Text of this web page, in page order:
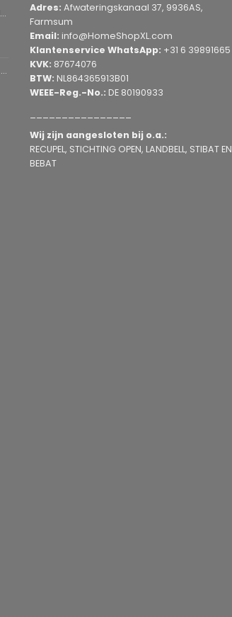
Adres: Afwateringskanaal 37, 9936AS,
Farmsum
Email: info@HomeShopXL.com
Klantenservice WhatsApp: +31 6 39891665
KVK: 87674076
BTW: NL864365913B01
WEEE-Reg.-No.: DE 80190933
Wij zijn aangesloten bij o.a.:
RECUPEL, STICHTING OPEN, LANDBELL, STIBAT EN
BEBAT